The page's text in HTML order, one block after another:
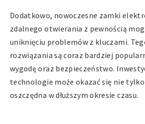
Dodatkowo, nowoczesne zamki
zdalnego otwierania z pewnością
uniknięciu problemów z kluczami.
rozwiązania są coraz bardziej
wygodę oraz bezpieczeństwo.
technologie może okazać się nie
oszczędna w dłuższym okresie czasu.